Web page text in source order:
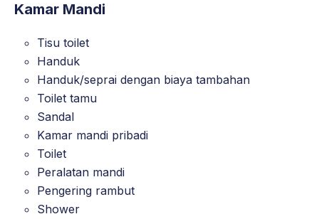
Kamar Mandi
Tisu toilet
Handuk
Handuk/seprai dengan biaya tambahan
Toilet tamu
Sandal
Kamar mandi pribadi
Toilet
Peralatan mandi
Pengering rambut
Shower